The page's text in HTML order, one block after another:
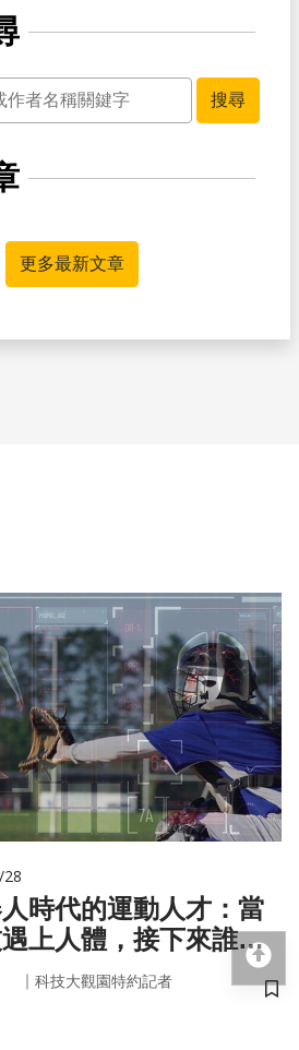
搜尋
更多最新文章
時代的運動人才：當
上人體，接下來誰來
｜ 科技大觀園特約記者
儲
回